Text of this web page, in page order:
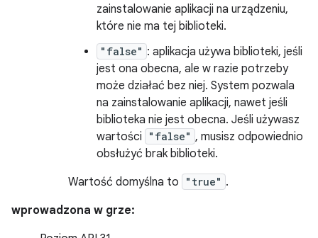
zainstalowanie aplikacji na urządzeniu,
które nie ma tej biblioteki.
"false" : aplikacja używa biblioteki, jeśli
jest ona obecna, ale w razie potrzeby
może działać bez niej. System pozwala
na zainstalowanie aplikacji, nawet jeśli
biblioteka nie jest obecna. Jeśli używasz
wartości
"false" , musisz odpowiednio
obsłużyć brak biblioteki.
Wartość domyślna to
"true" .
wprowadzona w grze: